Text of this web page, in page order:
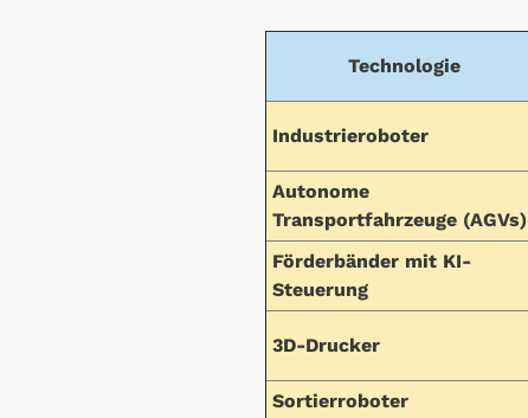
Technologie
Industrieroboter
Autonome
Transportfahrzeuge (AGVs)
Förderbänder mit KI-
Steuerung
3D-Drucker
Sortierroboter